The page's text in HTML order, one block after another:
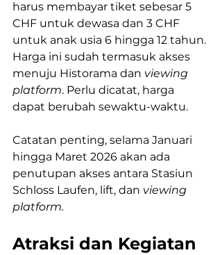
harus membayar tiket sebesar 5
CHF untuk dewasa dan 3 CHF
untuk anak usia 6 hingga 12 tahun.
Harga ini sudah termasuk akses
menuju Historama dan viewing
platform. Perlu dicatat, harga
dapat berubah sewaktu-waktu.
Catatan penting, selama Januari
hingga Maret 2026 akan ada
penutupan akses antara Stasiun
Schloss Laufen, lift, dan viewing
platform.
Atraksi dan Kegiatan